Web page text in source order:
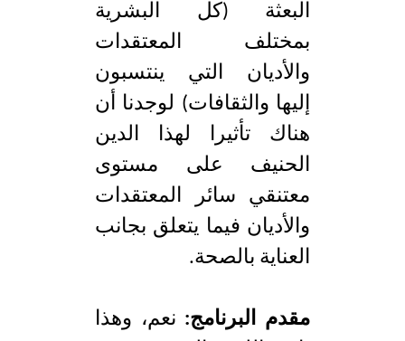
البعثة (كل البشرية
بمختلف المعتقدات
والأديان التي ينتسبون
إليها والثقافات) لوجدنا أن
هناك تأثيرا لهذا الدين
الحنيف على مستوى
معتنقي سائر المعتقدات
والأديان فيما يتعلق بجانب
العناية بالصحة.
مقدم البرنامج: نعم، وهذا